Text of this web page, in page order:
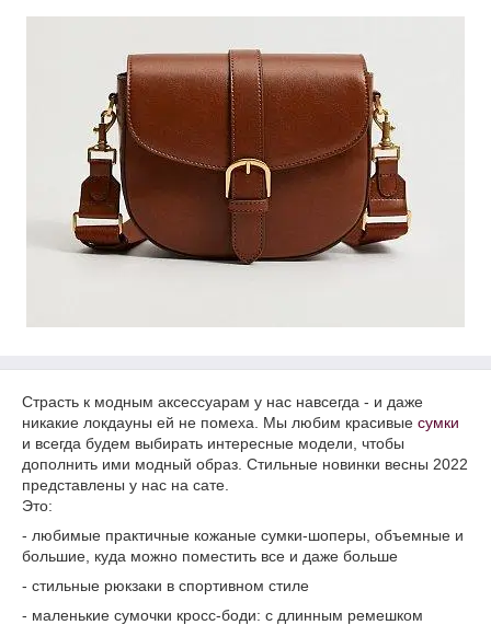
Страсть к модным аксессуарам у нас навсегда - и даже
никакие локдауны ей не помеха. Мы любим красивые сумки
и всегда будем выбирать интересные модели, чтобы
дополнить ими модный образ. Стильные новинки весны 2022
представлены у нас на сате.
Это:
- любимые практичные кожаные сумки-шоперы, объемные и
большие, куда можно поместить все и даже больше
- стильные рюкзаки в спортивном стиле
- маленькие сумочки кросс-боди: с длинным ремешком